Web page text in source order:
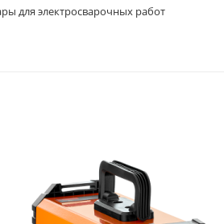
для электросварочных работ